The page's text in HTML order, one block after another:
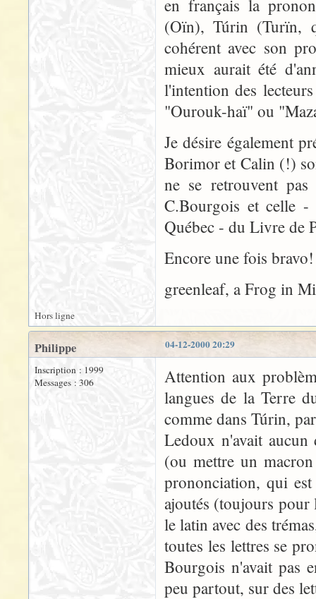
en français la
(Oïn), Túrin (Turïn,
cohérent avec son
mieux aurait été
l'intention des
"Ourouk-haï" ou
Je désire également
Borimor et Calin (!)
ne se retrouvent
C.Bourgois et celle
Québec - du Livre de
Encore une fois
greenleaf, a Frog in
Hors ligne
04-12-2000 20:29
Philippe
Inscription : 1999
Messages : 306
Attention aux
langues de la Terre
comme dans Túrin,
Ledoux n'avait
(ou mettre un
prononciation, qui
ajoutés (toujours pour
le latin avec des
toutes les lettres se
Bourgois n'avait pas
peu partout, sur des